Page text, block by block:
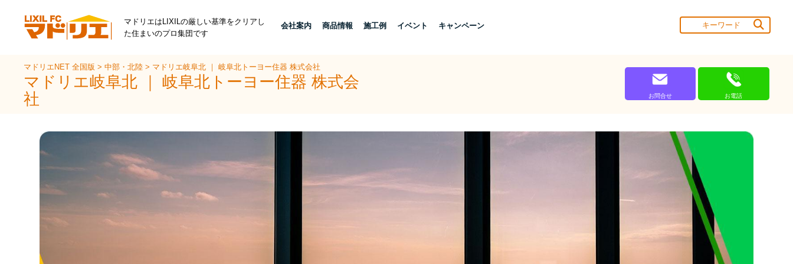
マドリエはLIXILの厳しい基準をクリアし
た住まいのプロ集団です
会社案内 商品情報 施工例 イベント キャンペーン
マドリエNET 全国版>中部・北陸> マドリエ岐阜北 ｜ 岐阜北トーヨー住器 株式会社
マドリエ岐阜北 ｜ 岐阜北トーヨー住器 株式会
社
お問合せ お電話